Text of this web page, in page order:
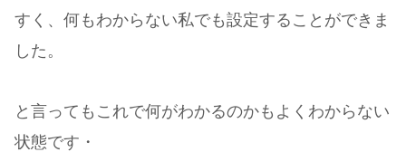
すく、何もわからない私でも設定することができま
した。
と言ってもこれで何がわかるのかもよくわからない
状態です・